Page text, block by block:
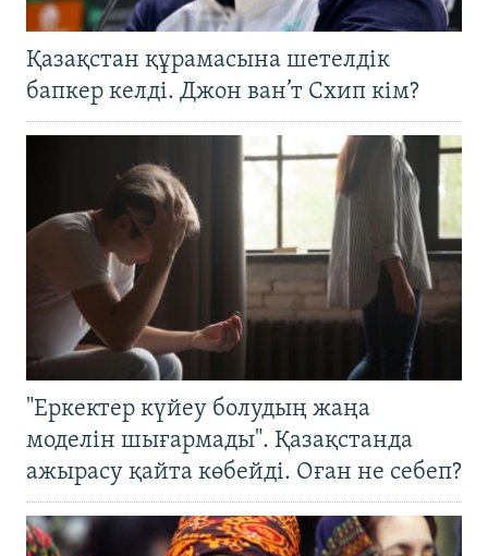
Қазақстан құрамасына шетелдік
бапкер келді. Джон ван’т Схип кім?
"Еркектер күйеу болудың жаңа
моделін шығармады". Қазақстанда
ажырасу қайта көбейді. Оған не себеп?